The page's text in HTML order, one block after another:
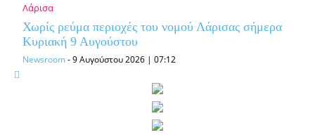
Λάρισα
Χωρίς ρεύμα περιοχές του νομού Λάρισας σήμερα
Κυριακή 9 Αυγούστου
Newsroom-9 Αυγούστου 2026 | 07:12